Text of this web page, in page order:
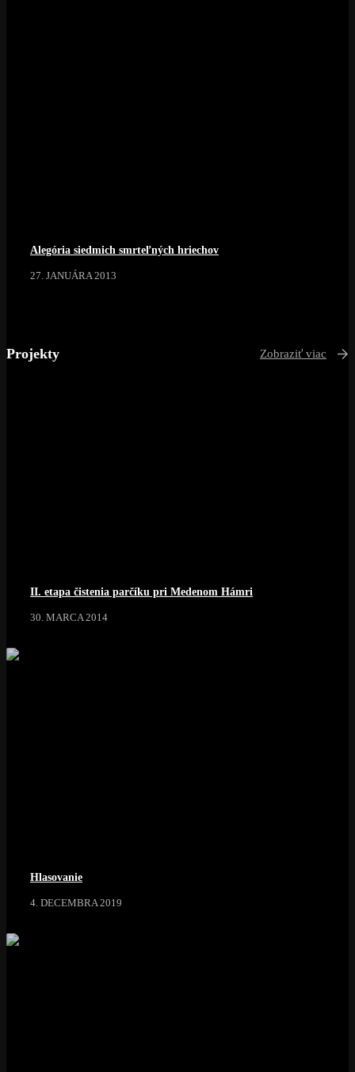
Alegória siedmich smrteľných hriechov
27. JANUÁRA 2013
Projekty Zobraziť viac
II. etapa čistenia parčíku pri Medenom Hámri
30. MARCA 2014
Hlasovanie
4. DECEMBRA 2019